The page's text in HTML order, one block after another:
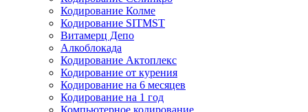
Кодирование Колме
Кодирование SITMST
Витамерц Депо
Алкоблокада
Кодирование Актоплекс
Кодирование от курения
Кодирование на 6 месяцев
Кодирование на 1 год
Компьютерное кодирование